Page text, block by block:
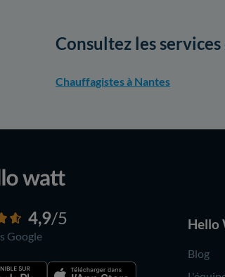
Consultez les
Chauffagistes à Nantes
4,9/5
Google
Hello
Blog